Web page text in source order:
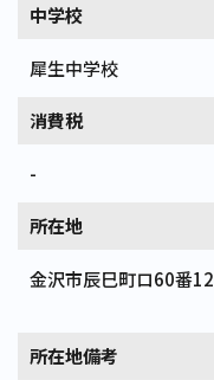
中学校
犀生中学校
消費税
-
所在地
金沢市辰巳町ロ60番12
所在地備考